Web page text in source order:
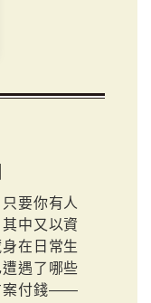
要你有人
中又以資
在日常生
遇了哪些
案付錢――